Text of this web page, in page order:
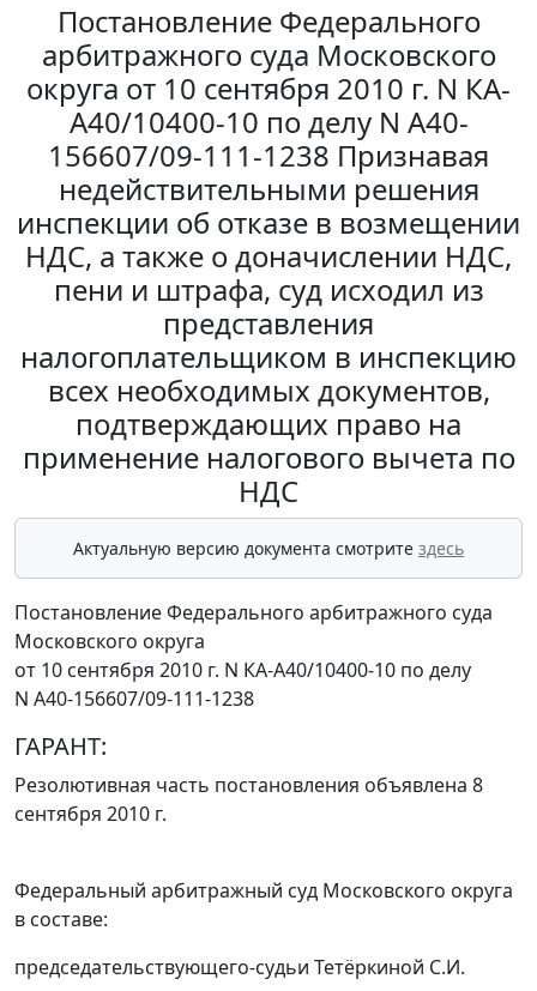
Постановление Федерального
арбитражного суда Московского
округа от 10 сентября 2010 г. N КА-
А40/10400-10 по делу N А40-
156607/09-111-1238 Признавая
недействительными решения
инспекции об отказе в возмещении
НДС, а также о доначислении НДС,
пени и штрафа, суд исходил из
представления
налогоплательщиком в инспекцию
всех необходимых документов,
подтверждающих право на
применение налогового вычета по
НДС
Актуальную версию документа смотрите здесь
Постановление Федерального арбитражного суда
Московского округа
от 10 сентября 2010 г. N КА-А40/10400-10 по делу
N А40-156607/09-111-1238
ГАРАНТ:
Резолютивная часть постановления объявлена 8
сентября 2010 г.
Федеральный арбитражный суд Московского округа
в составе:
председательствующего-судьи Тетёркиной С.И.